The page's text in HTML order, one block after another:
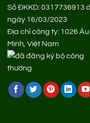
Số ĐKKD: 0317736913
ngày 16/03/2023
Địa chỉ công ty: 1026 Âu
Minh, Việt Nam